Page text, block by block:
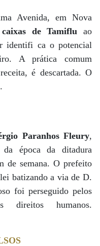
Avenida, em Nova
caixas de Tamiflu ao
identifi ca o potencial
A prática comum
é descartada. O
Paranhos Fleury,
época da ditadura
de semana. O prefeito
batizando a via de D.
foi perseguido pelos
direitos humanos.